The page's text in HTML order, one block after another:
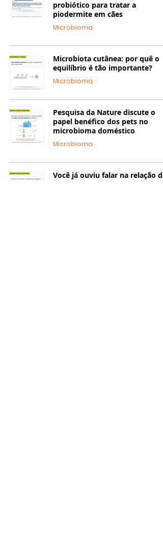
probiótico para tratar a
piodermite em cães
Microbioma
Microbiota cutânea: por quê o
equilíbrio é tão importante?
Microbioma
Pesquisa da Nature discute o
papel benéfico dos pets no
microbioma doméstico
Microbioma
Você já ouviu falar na relação